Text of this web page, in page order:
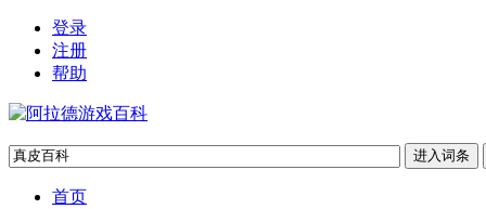
登录
注册
帮助
首页